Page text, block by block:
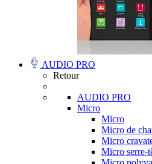
AUDIO PRO
Retour
AUDIO PRO
Micro
Micro
Micro de
Micro
Micro serre-